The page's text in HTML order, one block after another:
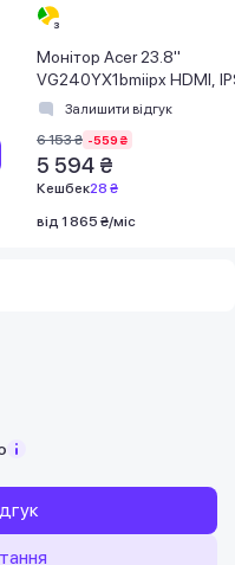
Монітор Acer 23.8"
VG240YX1bmiipx HDMI,
180Hz, 1ms, FreeSync
Залишити відгук
6 153 ₴ -559 ₴
5 594 ₴
Кешбек28 ₴
від 1 865 ₴/міс